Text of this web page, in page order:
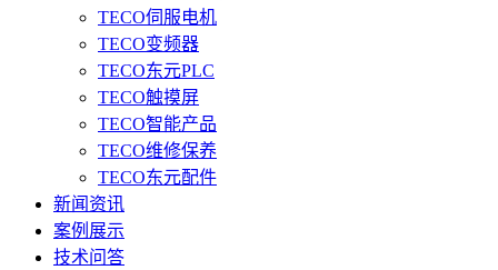
TECO伺服电机
TECO变频器
TECO东元PLC
TECO触摸屏
TECO智能产品
TECO维修保养
TECO东元配件
新闻资讯
案例展示
技术问答